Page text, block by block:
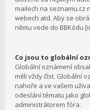
mailech na seznamu.cz
webech atd. Aby se
němu vede do BBKódu
Co jsou to globální
Globální oznámení
měli vždy číst. Globální
nahoře a ve vašem
odeslání tématu jako
administrátorem fóra.